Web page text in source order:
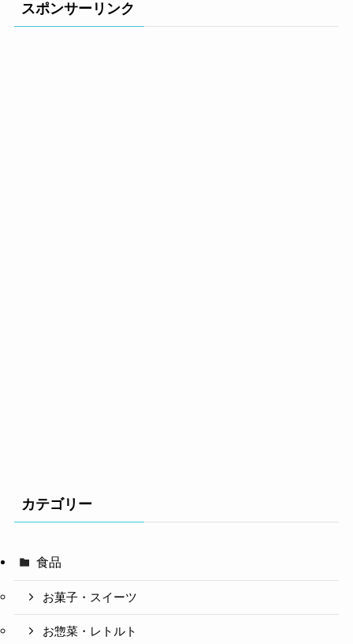
スポンサーリンク
カテゴリー
食品
お菓子・スイーツ
お惣菜・レトルト